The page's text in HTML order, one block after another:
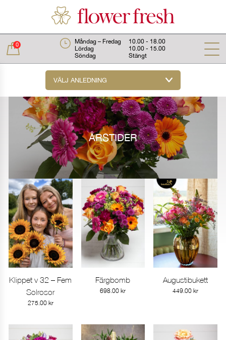
0 Måndag – Fredag
10.00 - 18.00
Lördag
10.00 - 15.00
Söndag
Stängt
VÄLJ ANLEDNING
0 kr
ÅRSTIDER
Gå till produkt
Klippet v 32 – Fem
Solrosor
275.00 kr
Gå till produkt
Färgbomb
698.00kr
Gå till produkt
Augustibukett
449.00kr